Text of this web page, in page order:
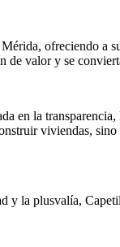
ofreciendo a
valor y se
en la
viviendas,
y la plusvalía,